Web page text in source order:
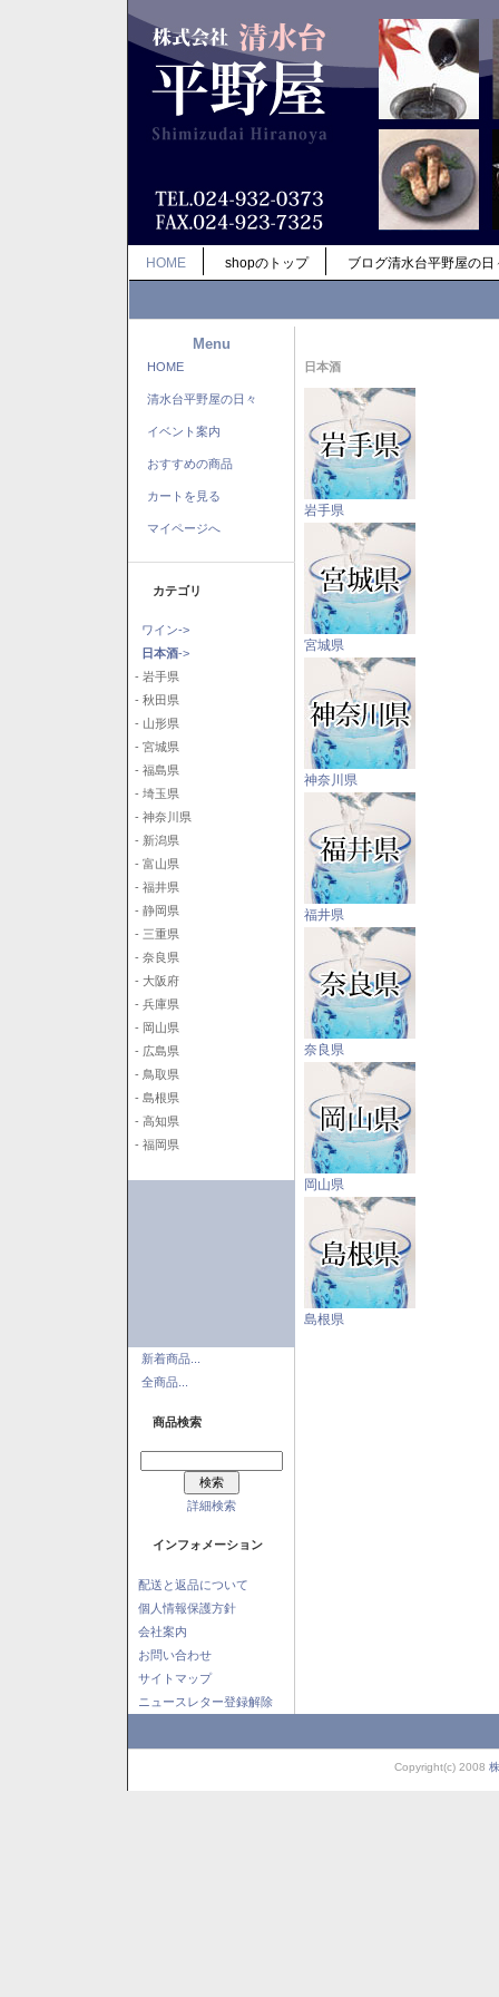
HOME shopのトップ ブログ清水台平野屋の日
Menu
HOME
清水台平野屋の日々
イベント案内
おすすめの商品
カートを見る
マイページへ
カテゴリ
ワイン->
日本酒->
- 岩手県
- 秋田県
- 山形県
- 宮城県
- 福島県
- 埼玉県
- 神奈川県
- 新潟県
- 富山県
- 福井県
- 静岡県
- 三重県
- 奈良県
- 大阪府
- 兵庫県
- 岡山県
- 広島県
- 鳥取県
- 島根県
- 高知県
- 福岡県
新着商品...
全商品...
商品検索
詳細検索
インフォメーション
配送と返品について
個人情報保護方針
会社案内
お問い合わせ
サイトマップ
ニュースレター登録解除
日本酒
岩手県
宮城県
神奈川県
福井県
奈良県
岡山県
島根県
Copyright(c) 2008